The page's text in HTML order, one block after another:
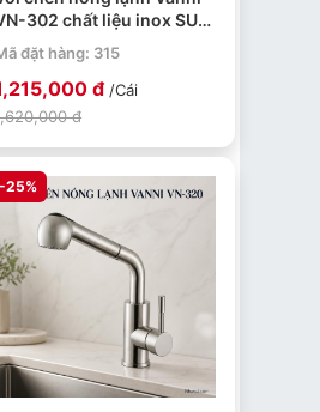
302 chất liệu inox SUS
mạ crome
đặt hàng: 315
đ/Cái
đ
-25%